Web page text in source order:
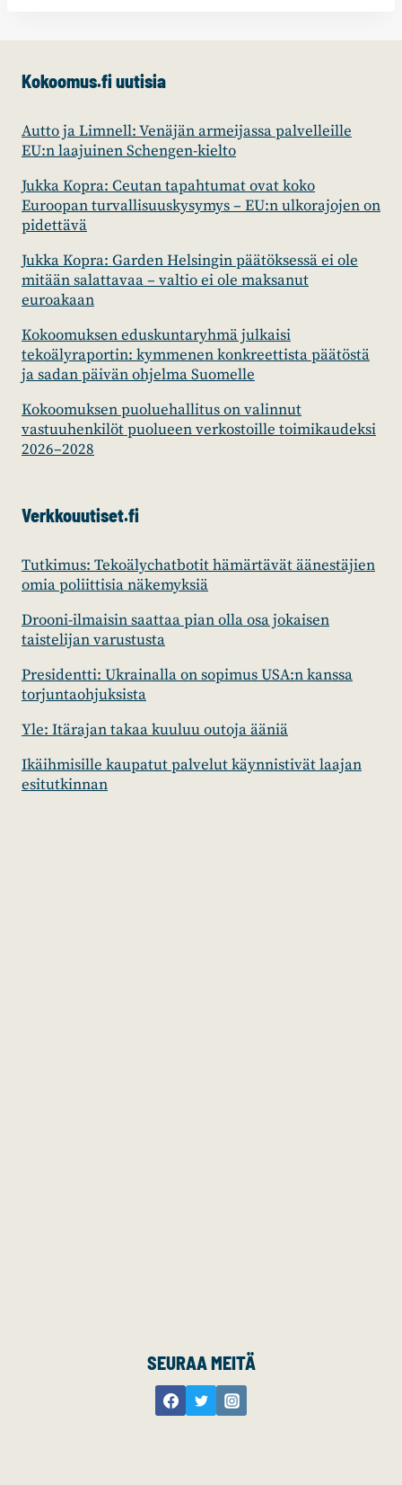
Kokoomus.fi uutisia
Autto ja Limnell: Venäjän armeijassa palvelleille
EU:n laajuinen Schengen-kielto
Jukka Kopra: Ceutan tapahtumat ovat koko
Euroopan turvallisuuskysymys – EU:n ulkorajojen on
pidettävä
Jukka Kopra: Garden Helsingin päätöksessä ei ole
mitään salattavaa – valtio ei ole maksanut
euroakaan
Kokoomuksen eduskuntaryhmä julkaisi
tekoälyraportin: kymmenen konkreettista päätöstä
ja sadan päivän ohjelma Suomelle
Kokoomuksen puoluehallitus on valinnut
vastuuhenkilöt puolueen verkostoille toimikaudeksi
2026–2028
Verkkouutiset.fi
Tutkimus: Tekoälychatbotit hämärtävät äänestäjien
omia poliittisia näkemyksiä
Drooni-ilmaisin saattaa pian olla osa jokaisen
taistelijan varustusta
Presidentti: Ukrainalla on sopimus USA:n kanssa
torjuntaohjuksista
Yle: Itärajan takaa kuuluu outoja ääniä
Ikäihmisille kaupatut palvelut käynnistivät laajan
esitutkinnan
SEURAA MEITÄ